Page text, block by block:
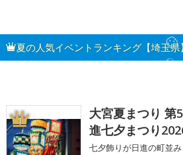
夏の人気イベントランキング【埼玉県
1
大宮夏まつり 第
進七夕まつり
七夕飾りが日進の町並